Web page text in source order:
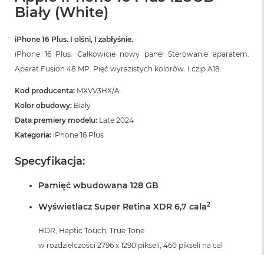
Biały (White)
iPhone 16 Plus. I olśni, I zabłyśnie.
iPhone 16 Plus. Całkowicie nowy panel Sterowanie aparatem.
Aparat Fusion 48 MP. Pięć wyrazistych kolorów. I czip A18.
Kod producenta: MXVV3HX/A
Kolor obudowy: Biały
Data premiery modelu: Late 2024
Kategoria: iPhone 16 Plus
Specyfikacja:
Pamięć wbudowana 128 GB
Wyświetlacz Super Retina XDR 6,7 cala2
HDR, Haptic Touch, True Tone
w rozdzielczości 2796 x 1290 pikseli, 460 pikseli na cal